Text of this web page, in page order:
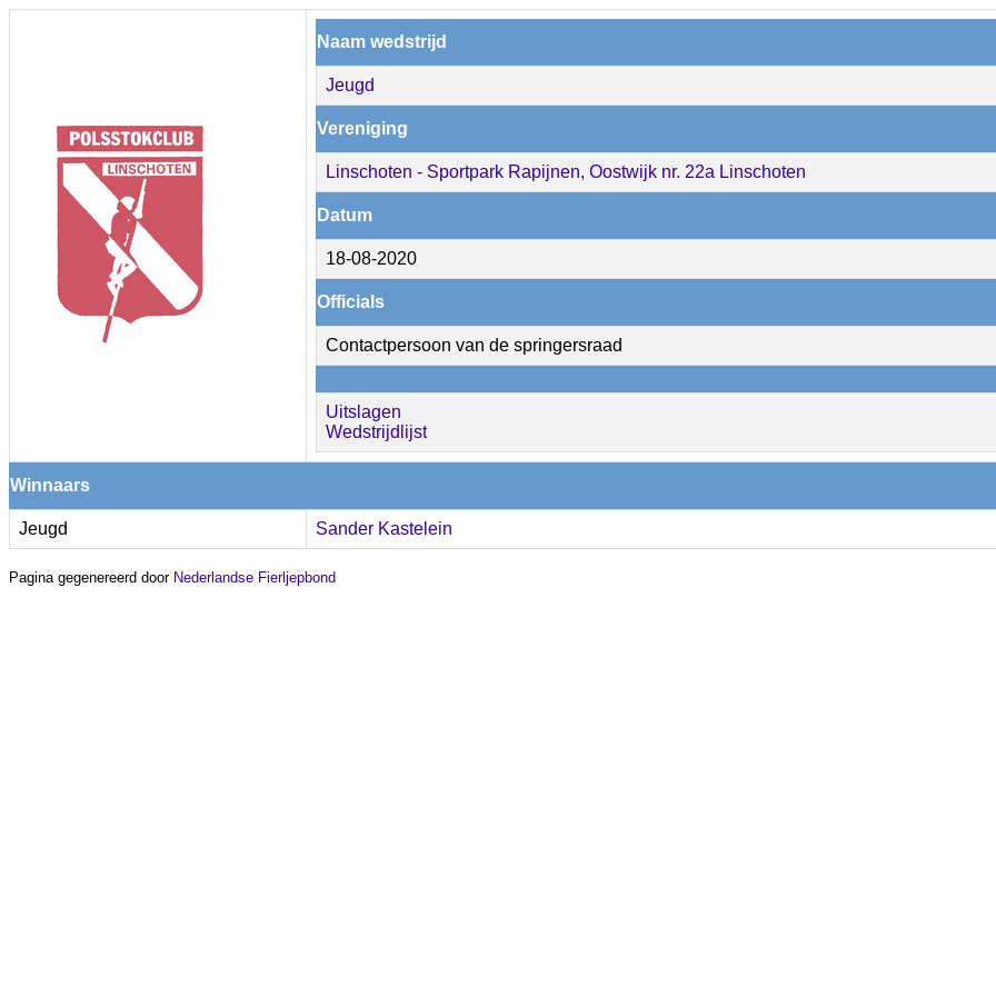
Naam wedstrijd
Jeugd
Vereniging
Linschoten - Sportpark Rapijnen, Oostwijk nr. 22a Linschoten
Datum
18-08-2020
Officials
Contactpersoon van de springersraad
Uitslagen
Wedstrijdlijst
Winnaars
Jeugd Sander Kastelein
Pagina gegenereerd door Nederlandse Fierljepbond